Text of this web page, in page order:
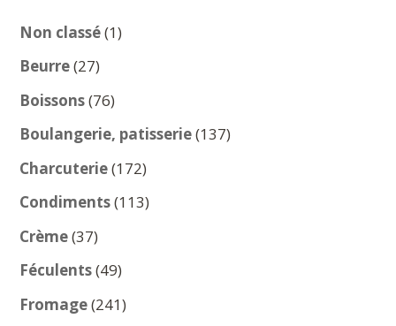
Non classé 11
Beurre 2727
produits
Boissons 7676
produits
Boulangerie, patisserie 137137
Charcuterie 172172
produits
Condiments 113113
Crème 3737
produits
Féculents 4949
produits
Fromage 241241